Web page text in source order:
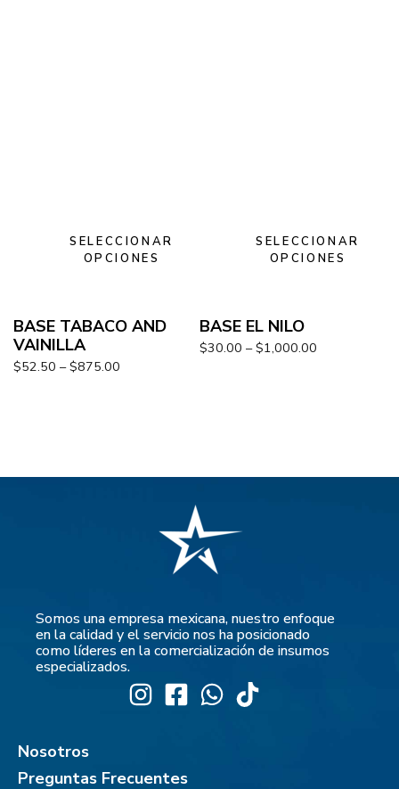
SELECCIONAR
OPCIONES
BASE TABACO AND
VAINILLA
$52.50 – $875.00
SELECCIONAR
OPCIONES
BASE EL NILO
$30.00 – $1,000.00
Somos una empresa mexicana, nuestro enfoque
en la calidad y el servicio nos ha posicionado
como líderes en la comercialización de insumos
especializados.
Nosotros
Preguntas Frecuentes